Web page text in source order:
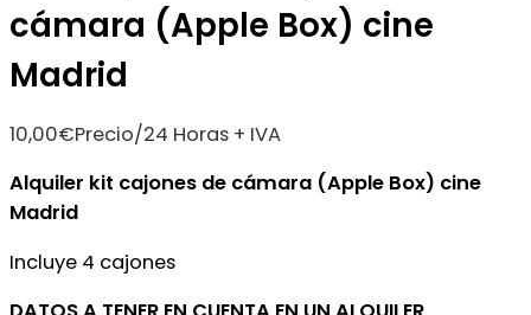
cámara (Apple Box) cine
Madrid
10,00€Precio/24 Horas + IVA
Alquiler kit cajones de cámara (Apple Box) cine
Madrid
Incluye 4 cajones